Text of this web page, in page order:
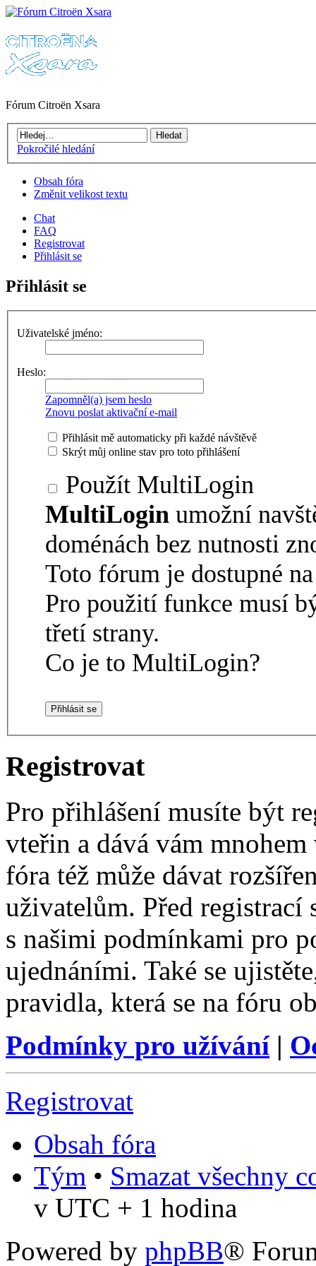
Fórum Citroën Xsara
Pokročilé hledání
Obsah fóra
Změnit velikost textu
Chat
FAQ
Registrovat
Přihlásit se
Přihlásit se
Uživatelské jméno:
Heslo:
Zapomněl(a) jsem heslo
Znovu poslat aktivační e-mail
Přihlásit mě automaticky při každé návštěvě
Skrýt můj online stav pro toto přihlášení
Použít MultiLogin
MultiLogin umožní
doménách bez nutnosti
Toto fórum je dostupné
Pro použití funkce musí
třetí strany.
Co je to MultiLogin?
Registrovat
Pro přihlášení musíte být
vteřin a dává vám
fóra též může dávat
uživatelům. Před registrací
s našimi podmínkami pro
ujednáními. Také se
pravidla, která se na fóru
Podmínky pro užívání|
Registrovat
Obsah fóra
Tým • Smazat všechny
v UTC + 1 hodina
Powered by phpBB®